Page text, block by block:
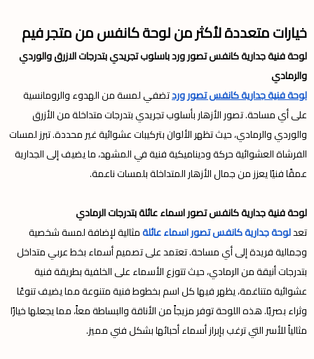
خيارات متعددة لأكثر من لوحة كانفس من متجر فيم
لوحة فنية جدارية كانفس تصور ورد باسلوب تجريدي بتدرجات الازرق والوردي
والرمادي
لوحة فنية جدارية كانفس تصور وردتضفي لمسة من الهدوء والرومانسية
على أي مساحة. تصور الأزهار بأسلوب تجريدي بتدرجات متداخلة من الأزرق
والوردي والرمادي، حيث تظهر الألوان بتركيبات عشوائية غير محددة. تبرز لمسات
الفرشاة العشوائية حركة وديناميكية فنية في المشهد، ما يضيف إلى الجدارية
عمقًا فنيًا يعزز من جمال الأزهار المتداخلة بلمسات ناعمة.
لوحة فنية جدارية كانفس تصور اسماء عائلة بتدرجات الرمادي
تعدلوحة جدارية كانفس تصور اسماء عائلةمثالية لإضافة لمسة شخصية
وجمالية فريدة إلى أي مساحة. تعتمد على تصميم أسماء بخط عربي متداخل
بتدرجات أنيقة من الرمادي، حيث تتوزع الأسماء على الخلفية بطريقة فنية
عشوائية متناغمة، يظهر فيها كل اسم بخطوط فنية متنوعة مما يضيف تنوعًا
وثراء بصريًا. هذه اللوحة توفر مزيجاً من الأناقة والبساطة معاً، مما يجعلها خيارًا
مثالياً للأسر التي ترغب بإبراز أسماء أحبائها بشكل فني مميز.